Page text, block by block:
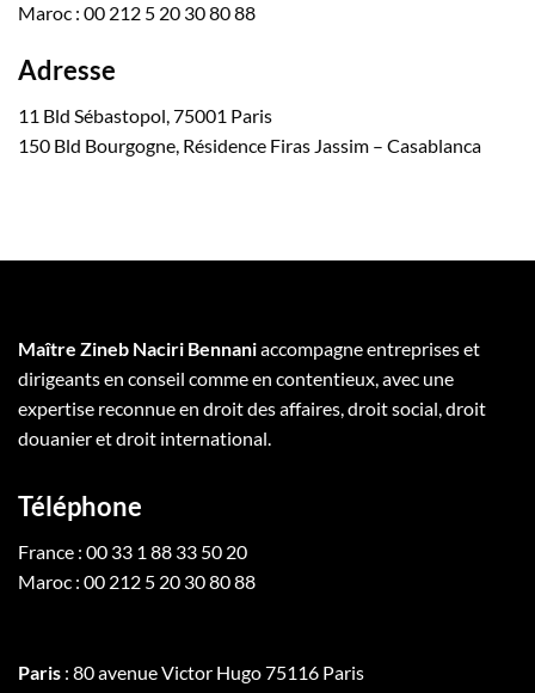
Maroc : 00 212 5 20 30 80 88
Adresse
11 Bld Sébastopol, 75001 Paris
150 Bld Bourgogne, Résidence Firas Jassim – Casablanca
Maître Zineb Naciri Bennaniaccompagne entreprises et
dirigeants en conseil comme en contentieux, avec une
expertise reconnue en droit des affaires, droit social, droit
douanier et droit international.
Téléphone
France : 00 33 1 88 33 50 20
Maroc : 00 212 5 20 30 80 88
Paris : 80 avenue Victor Hugo 75116 Paris